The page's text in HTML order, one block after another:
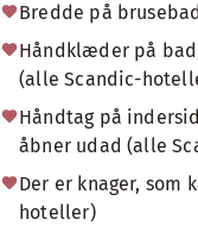
Bredde på
Håndklæder på
(alle Scandic-
Håndtag på
åbner udad (alle
Der er knager, som
hoteller)